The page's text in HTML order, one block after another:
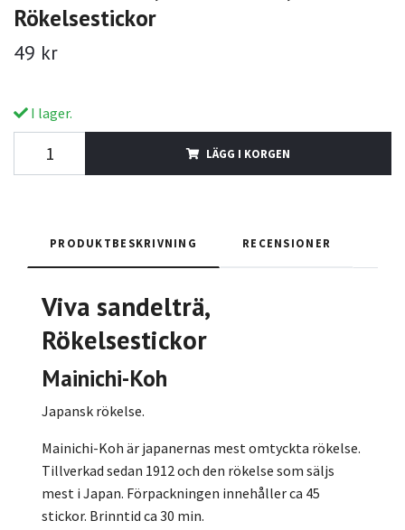
Rökelsestickor
49 kr
I lager.
LÄGG I KORGEN
PRODUKTBESKRIVNING RECENSIONER
Viva sandelträ,
Rökelsestickor
Mainichi-Koh
Japansk rökelse.
Mainichi-Koh är japanernas mest omtyckta rökelse.
Tillverkad sedan 1912 och den rökelse som säljs
mest i Japan. Förpackningen innehåller ca 45
stickor. Brinntid ca 30 min.